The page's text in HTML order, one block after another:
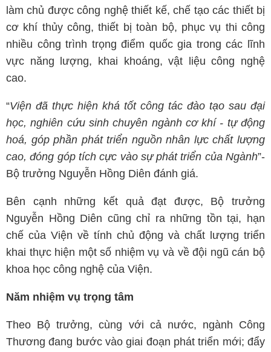
làm chủ được công nghệ thiết kế, chế tạo các thiết bị
cơ khí thủy công, thiết bị toàn bộ, phục vụ thi công
nhiều công trình trọng điểm quốc gia trong các lĩnh
vực năng lượng, khai khoáng, vật liệu công nghệ
cao.
“Viện đã thực hiện khá tốt công tác đào tạo sau đại
học, nghiên cứu sinh chuyên ngành cơ khí - tự động
hoá, góp phần phát triển nguồn nhân lực chất lượng
cao, đóng góp tích cực vào sự phát triển của Ngành”-
Bộ trưởng Nguyễn Hồng Diên đánh giá.
Bên cạnh những kết quả đạt được, Bộ trưởng
Nguyễn Hồng Diên cũng chỉ ra những tồn tại, hạn
chế của Viện về tính chủ động và chất lượng triển
khai thực hiện một số nhiệm vụ và về đội ngũ cán bộ
khoa học công nghệ của Viện.
Năm nhiệm vụ trọng tâm
Theo Bộ trưởng, cùng với cả nước, ngành Công
Thương đang bước vào giai đoạn phát triển mới; đẩy